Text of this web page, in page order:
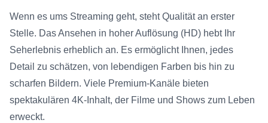
Wenn es ums Streaming geht, steht Qualität an erster
Stelle. Das Ansehen in hoher Auflösung (HD) hebt Ihr
Seherlebnis erheblich an. Es ermöglicht Ihnen, jedes
Detail zu schätzen, von lebendigen Farben bis hin zu
scharfen Bildern. Viele Premium-Kanäle bieten
spektakulären 4K-Inhalt, der Filme und Shows zum Leben
erweckt.